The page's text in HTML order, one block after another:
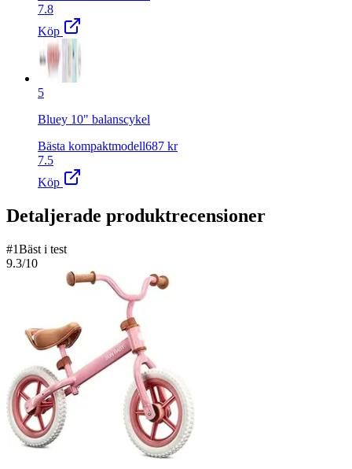
7.8
Köp
5
Bluey 10" balanscykel
Bästa kompaktmodell687 kr
7.5
Köp
Detaljerade produktrecensioner
#1Bäst i test
9.3/10